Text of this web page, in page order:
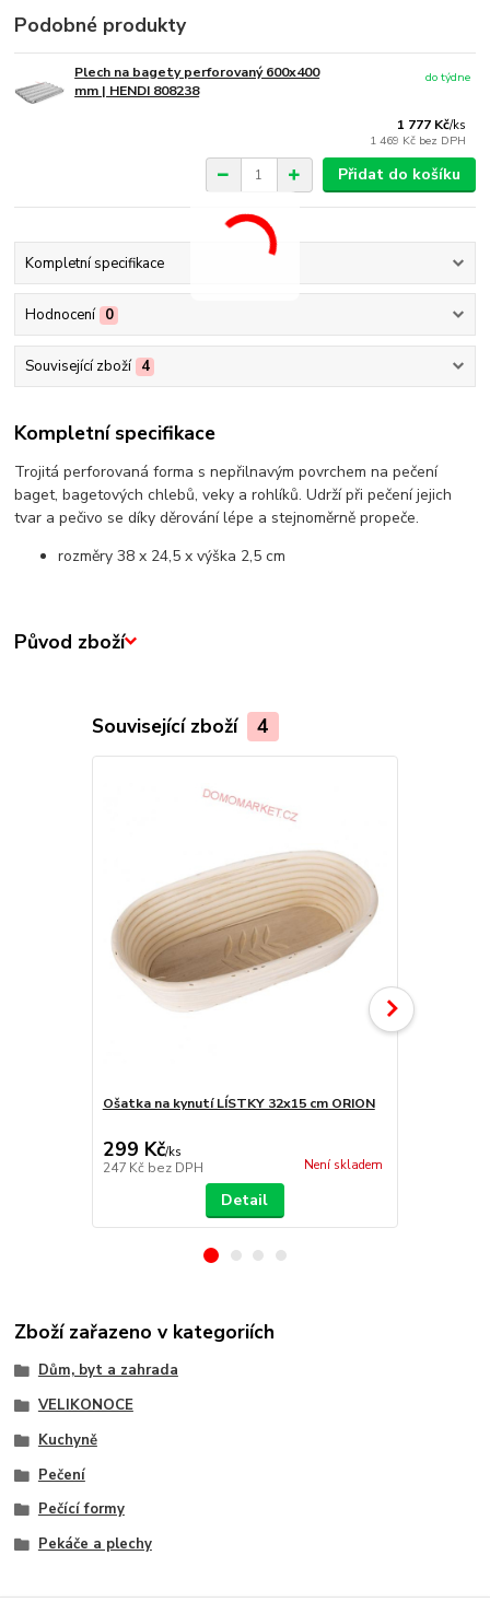
Podobné produkty
Plech na bagety perforovaný 600x400
mm | HENDI 808238
1 777 Kč/ks
1 469 Kč bez DPH
do týdne
Přidat do košíku
Kompletní specifikace
Hodnocení 0
Související zboží 4
Kompletní specifikace
Trojitá perforovaná forma s nepřilnavým povrchem na pečení
baget, bagetových chlebů, veky a rohlíků. Udrží při pečení jejich
tvar a pečivo se díky děrování lépe a stejnoměrně propeče.
rozměry 38 x 24,5 x výška 2,5 cm
Původ zboží
Související zboží 4
Ošatka na kynutí LÍSTKY 32x15 cm ORION
299 Kč/ks
247 Kč bez DPH Není skladem
Detail
Zboží zařazeno v kategoriích
Dům, byt a zahrada
VELIKONOCE
Kuchyně
Pečení
Pečící formy
Pekáče a plechy